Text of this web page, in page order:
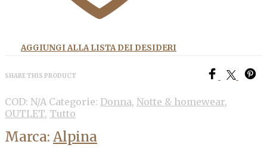
AGGIUNGI ALLA LISTA DEI DESIDERI
SHARE THIS PRODUCT
COD: N/A Categorie: Donna, Notte & homewear,
OUTLET, Tutto
Marca: Alpina